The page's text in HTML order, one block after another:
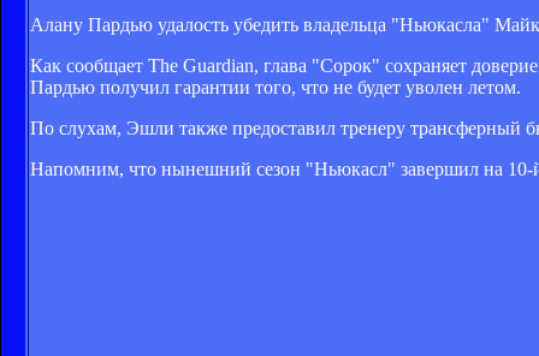
Алану Пардью удалость убедить владельца "Ньюкасла"
Как сообщает The Guardian, глава "Сорок" сохраняет
Пардью получил гарантии того, что не будет уволен летом.
По слухам, Эшли также предоставил тренеру трансферный
Напомним, что нынешний сезон "Ньюкасл" завершил на 10-